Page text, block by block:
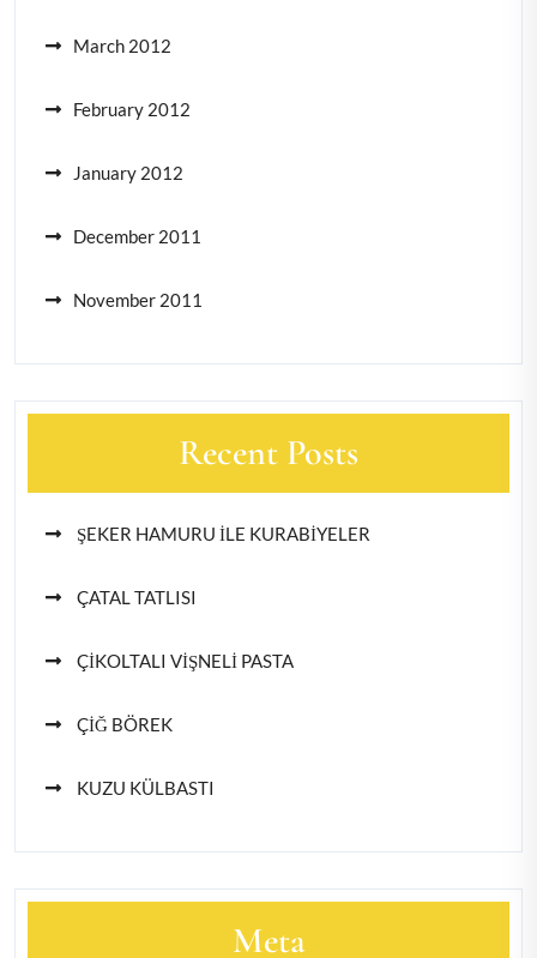
March 2012
February 2012
January 2012
December 2011
November 2011
Recent Posts
ŞEKER HAMURU İLE KURABİYELER
ÇATAL TATLISI
ÇİKOLTALI VİŞNELİ PASTA
ÇİĞ BÖREK
KUZU KÜLBASTI
Meta